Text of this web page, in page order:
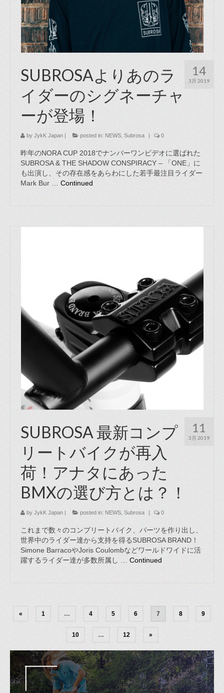
14
3月 2019
SUBROSAよりあのラ
イダーのシグネーチャ
ーが登場！
by JykK Japan | posted in: NEWS Subrosa | 0
昨年のNORA CUP 2018でナンバーワンビデオに選ばれた
SUBROSA & THE SHADOW CONSPIRACY – 「ONE」に
も出演し、その存在感をあらわにした若手最注目ライダー
Mark Bur … Continued
11
3月 2019
SUBROSA 最新コンプ
リートバイクが再入
荷！アナタにあった
BMXの選び方とは？！
by JykK Japan | posted in: NEWS Subrosa | 0
これまで数々のコンプリートバイク、パーツを作り出し、
世界中のライダー達から支持を得るSUBROSA BRAND！
Simone BarracoやJoris Coulombなどワールドワイドに活
躍するライダー達が多数所属し … Continued
« 1 … 4 5 6 7 8 9
10 … 12 »